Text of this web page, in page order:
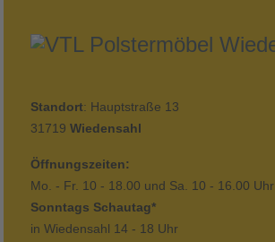
Standort: Hauptstraße 13
31719Wiedensahl
Öffnungszeiten:
Mo. - Fr. 10 - 18.00 und Sa. 10 - 16.00 Uhr
Sonntags Schautag*
in Wiedensahl 14 - 18 Uhr